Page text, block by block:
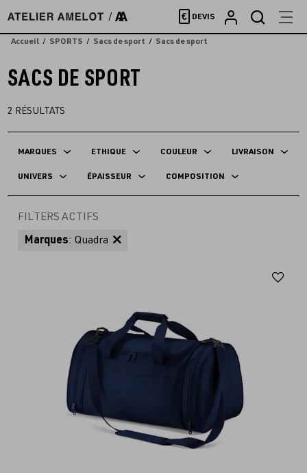
directement
au
€ DEVIS
Accueil SPORTS Sacs de sport Sacs de sport
SACS DE SPORT
2 RÉSULTATS
MARQUES ETHIQUE COULEUR LIVRAISON
UNIVERS ÉPAISSEUR COMPOSITION
FILTERS ACTIFS
Marques: Quadra